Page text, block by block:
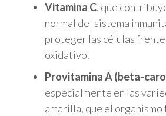
Vitamina C, que
normal del sistema
proteger las células
oxidativo.
Provitamina A (beta-
especialmente en las
amarilla, que el organismo